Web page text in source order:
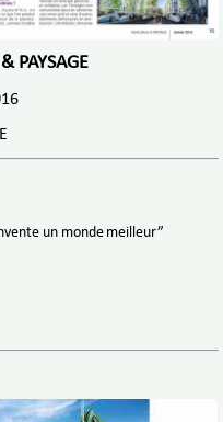
PAYSAGE
un monde meilleur”